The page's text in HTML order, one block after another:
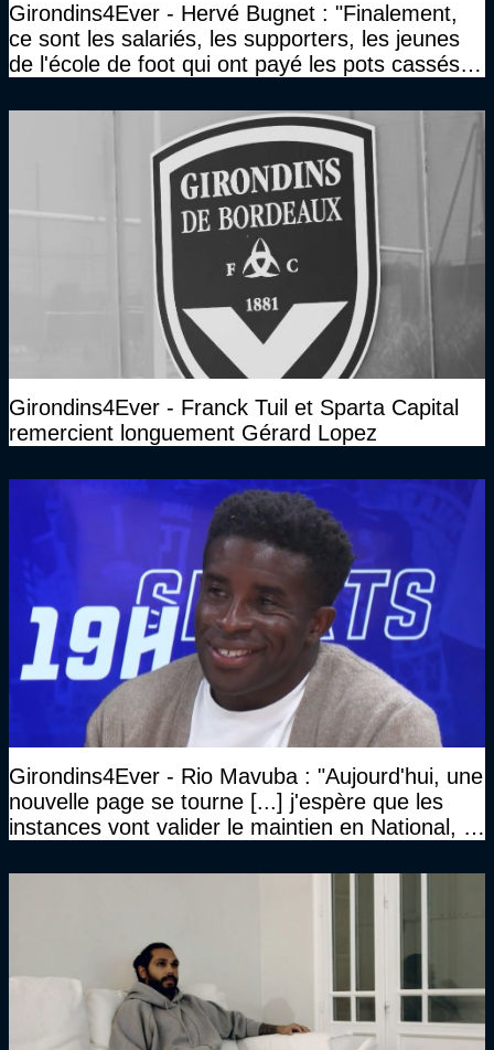
Girondins4Ever - Hervé Bugnet : "Finalement,
ce sont les salariés, les supporters, les jeunes
de l'école de foot qui ont payé les pots cassés
Girondins4Ever - Franck Tuil et Sparta Capital
remercient longuement Gérard Lopez
Girondins4Ever - Rio Mavuba : "Aujourd'hui, une
nouvelle page se tourne [...] j'espère que les
instances vont valider le maintien en National, et
haut niveau"